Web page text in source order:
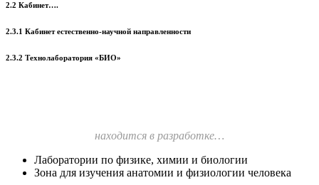
2.2 Кабинет….
2.3.1 Кабинет естественно-научной направленности
2.3.2 Технолаборатория «БИО»
находится в разработке…
Лаборатории по физике, химии и биологии
Зона для изучения анатомии и физиологии человека